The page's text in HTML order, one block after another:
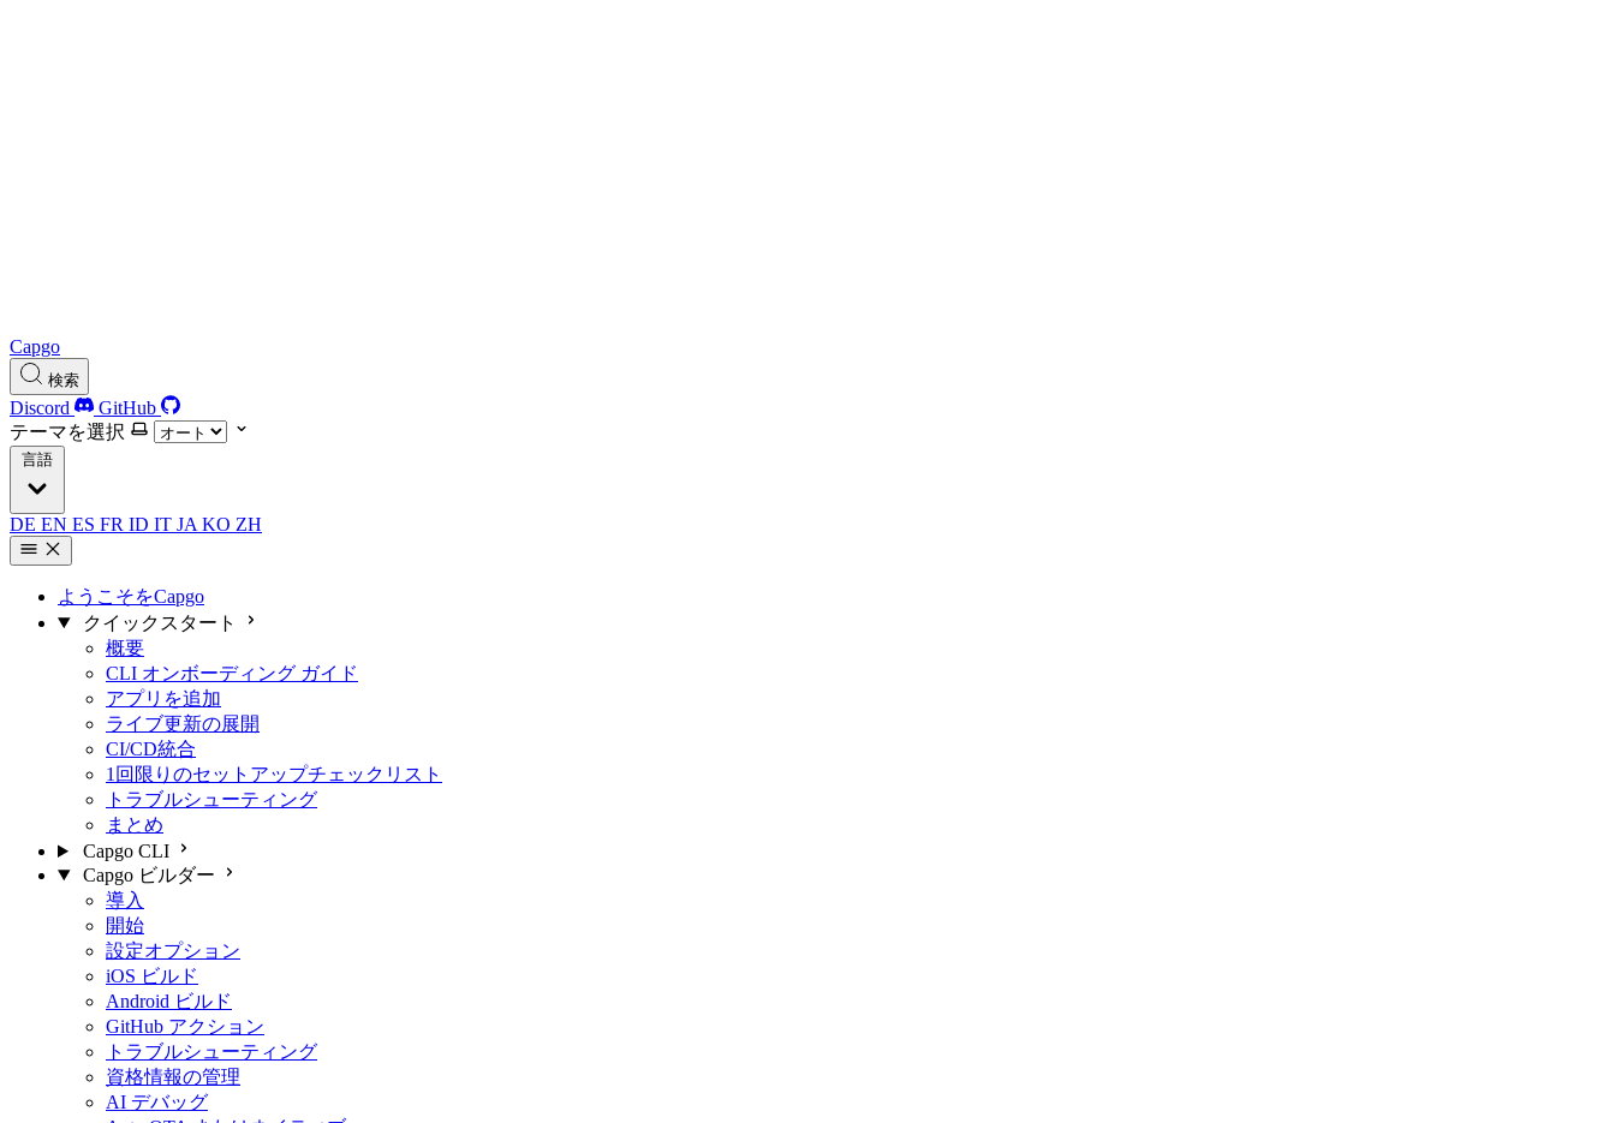
Capgo
検索
Discord
GitHub
テーマを選択
言語
DE EN ES FR ID IT JA KO ZH
ようこそをCapgo
クイックスタート
概要
CLI オンボーディング ガイド
アプリを追加
ライブ更新の展開
CI/CD統合
1回限りのセットアップチェックリスト
トラブルシューティング
まとめ
Capgo CLI
Capgo ビルダー
導入
開始
設定オプション
iOS ビルド
Android ビルド
GitHub アクション
トラブルシューティング
資格情報の管理
AI デバッグ